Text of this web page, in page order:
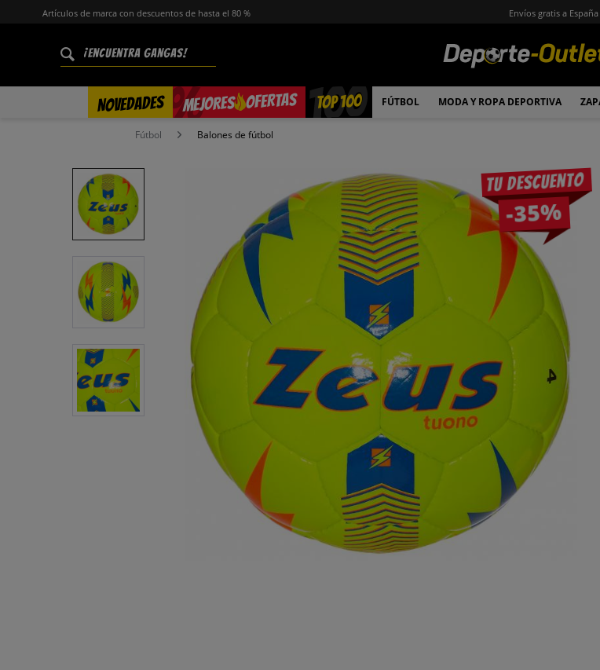
Artículos de marca con descuentos de hasta el 80 % Envíos gratis a
NOVEDADES MEJORES OFERTAS
% TOP 100 FÚTBOL MODA Y ROPA DEPORTIVA
Fútbol Balones de fútbol
Tu descuento
-35%